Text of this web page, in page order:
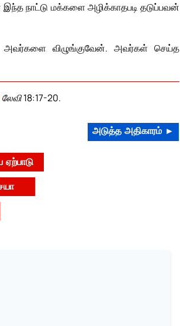
இந்த நாட்டு மக்களை அழிக்காதபடி தடுப்பவன்
விழுங்குவேன். அவர்கள் செய்த
லேவி 18:17-20.
அடுத்த அதிகாரம் ►
ஏற்பாடு